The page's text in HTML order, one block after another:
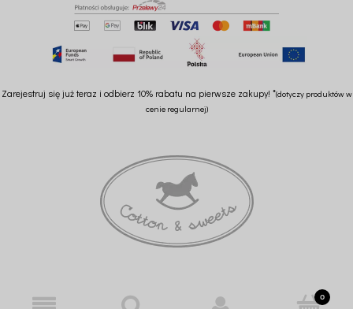
Zarejestruj się już teraz i odbierz 10% rabatu na pierwsze zakupy! *(dotyczy produktów w
cenie regularnej)